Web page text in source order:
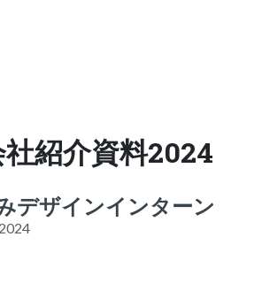
紹介資料2024
デザインインターン